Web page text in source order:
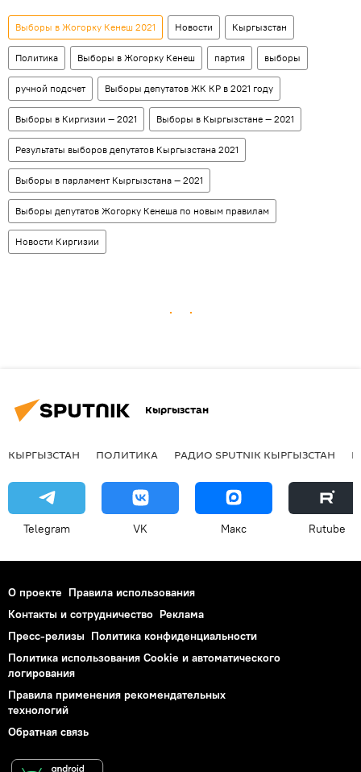
Выборы в Жогорку Кенеш 2021 Новости Кыргызстан
Политика Выборы в Жогорку Кенеш партия выборы
ручной подсчет Выборы депутатов ЖК КР в 2021 году
Выборы в Киргизии — 2021 Выборы в Кыргызстане — 2021
Результаты выборов депутатов Кыргызстана 2021
Выборы в парламент Кыргызстана — 2021
Выборы депутатов Жогорку Кенеша по новым правилам
Новости Киргизии
Кыргызстан
КЫРГЫЗСТАН ПОЛИТИКА РАДИО SPUTNIK КЫРГЫЗСТАН
Telegram VK Макс Rutube
О проекте Правила использования
Контакты и сотрудничество Реклама
Пресс-релизы Политика конфиденциальности
Политика использования Cookie и автоматического
логирования
Правила применения рекомендательных
технологий
Обратная связь